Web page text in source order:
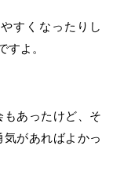
すくなったりし
すよ。
あったけど、そ
があればよかっ